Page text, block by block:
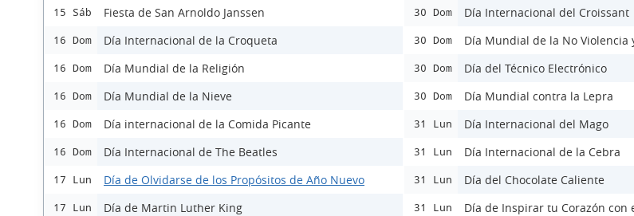
15 Sáb Fiesta de San Arnoldo Janssen
16 Dom Día Internacional de la Croqueta
16 Dom Día Mundial de la Religión
16 Dom Día Mundial de la Nieve
16 Dom Día internacional de la Comida Picante
16 Dom Día Internacional de The Beatles
17 Lun Día de Olvidarse de los Propósitos de Año Nuevo
17 Lun Día de Martin Luther King
30 Dom Día Internacional del Croissant
30 Dom Día Mundial de la No Violencia
30 Dom Día del Técnico Electrónico
30 Dom Día Mundial contra la Lepra
31 Lun Día Internacional del Mago
31 Lun Día Internacional de la Cebra
31 Lun Día del Chocolate Caliente
31 Lun Día de Inspirar tu Corazón con